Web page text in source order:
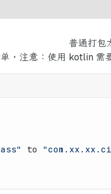
普通打包
，注意：使用 kotlin 需
to